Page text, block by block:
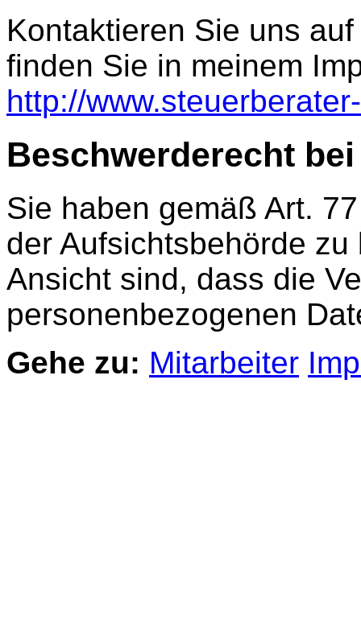
Kontaktieren Sie uns
finden Sie in meinem
http://
Beschwerderecht
Sie haben gemäß Art.
der Aufsichtsbehörde
Ansicht sind, dass die
personenbezogenen
Gehe zu: Mitarbeiter